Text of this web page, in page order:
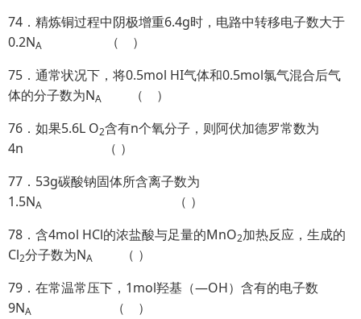
74．精炼铜过程中阴极增重6.4g时，电路中转移电子数大于
0.2NA
（ ）
75．通常状况下，将0.5mol HI气体和0.5mol氯气混合后气
体的分子数为NA
（ ）
76．如果5.6L O2含有n个氧分子，则阿伏加德罗常数为
4n （ ）
77．53g碳酸钠固体所含离子数为
1.5NA
（ ）
78．含4mol HCl的浓盐酸与足量的MnO2加热反应，生成的
Cl2分子数为NA
（ ）
79．在常温常压下，1mol羟基（—OH）含有的电子数
9NA
（ ）